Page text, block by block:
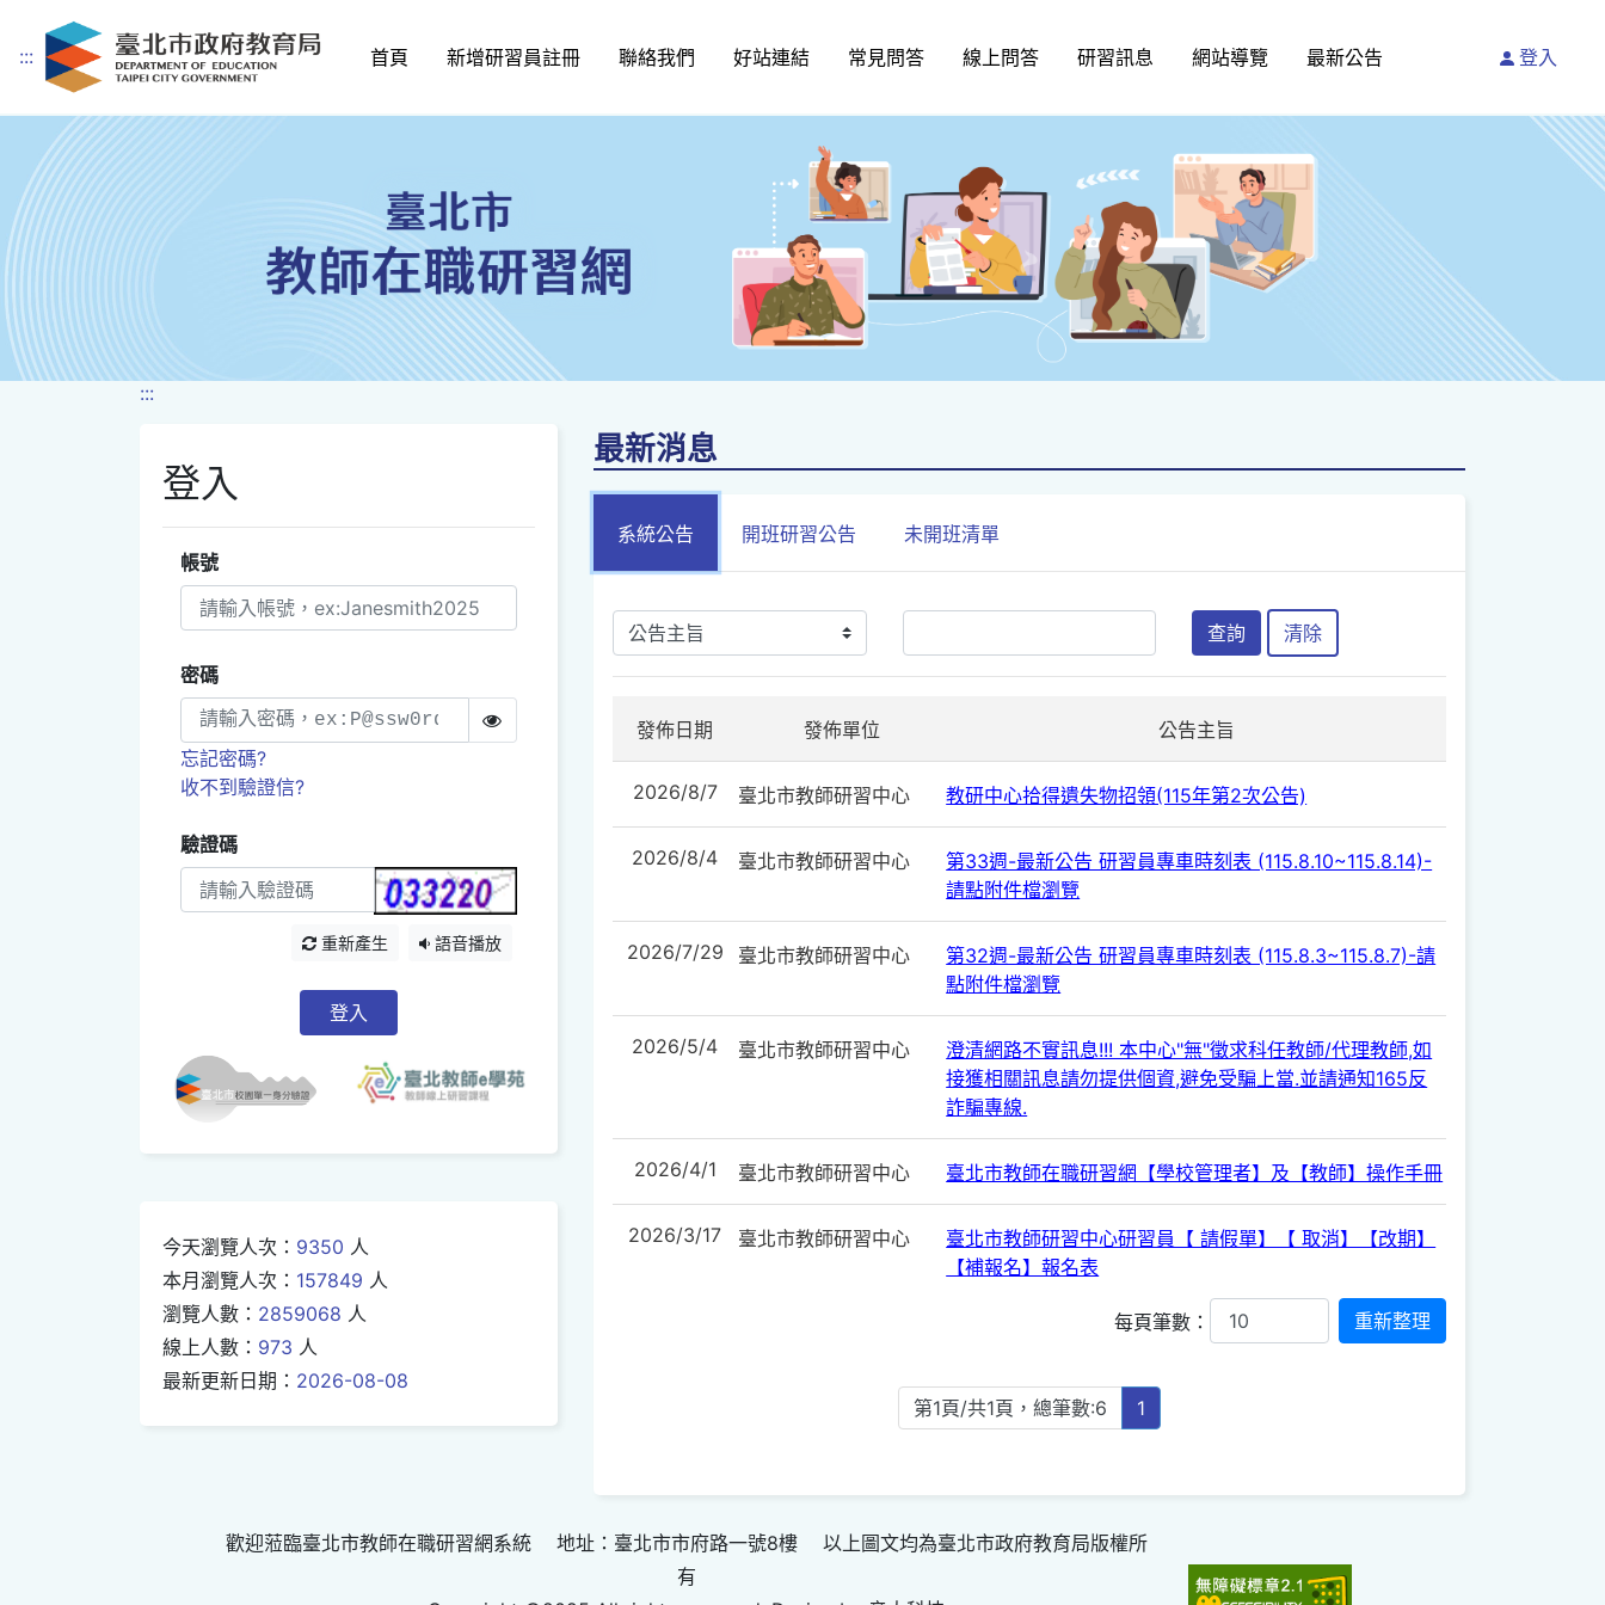
跳到主要內容
::: 首頁 新增研習員註冊 聯絡我們 好站連結 常見問答 線上問答 研習訊息 網站導覽 最新公告 登入
:::
登入
帳號
密碼
忘記密碼?
收不到驗證信?
驗證碼
重新產生 語音播放
登入
今天瀏覽人次： 9350 人
本月瀏覽人次： 157849 人
瀏覽人數： 2859068 人
線上人數： 973 人
最新更新日期： 2026-08-08
最新消息
系統公告 開班研習公告 未開班清單
查詢 清除
發佈日期 發佈單位 公告主旨
2026/8/7 臺北市教師研習中心 教研中心拾得遺失物招領(115年第2次公告)
2026/8/4 臺北市教師研習中心
第33週-最新公告 研習員專車時刻表 (115.8.10~115.8.14)-
請點附件檔瀏覽
2026/7/29 臺北市教師研習中心
第32週-最新公告 研習員專車時刻表 (115.8.3~115.8.7)-請
點附件檔瀏覽
2026/5/4 臺北市教師研習中心
澄清網路不實訊息!!! 本中心"無"徵求科任教師/代理教師,如
接獲相關訊息請勿提供個資,避免受騙上當.並請通知165反
詐騙專線.
2026/4/1 臺北市教師研習中心 臺北市教師在職研習網【學校管理者】及【教師】操作手冊
2026/3/17 臺北市教師研習中心
臺北市教師研習中心研習員【 請假單】【 取消】【改期】
【補報名】報名表
每頁筆數：
第1頁/共1頁，總筆數:6 1
歡迎蒞臨臺北市教師在職研習網系統 地址：臺北市市府路一號8樓 以上圖文均為臺北市政府教育局版權所
有